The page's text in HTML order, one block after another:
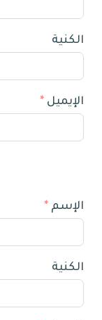
الكنية
الإيميل
الإسم
الكنية